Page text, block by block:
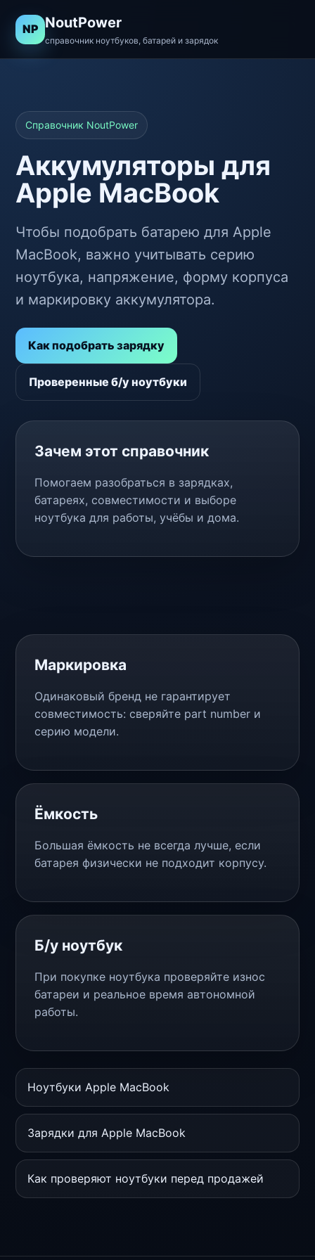
NP NoutPower
справочник ноутбуков, батарей и зарядок
Справочник NoutPower
Аккумуляторы для
Apple MacBook
Чтобы подобрать батарею для Apple
MacBook, важно учитывать серию
ноутбука, напряжение, форму корпуса
и маркировку аккумулятора.
Как подобрать зарядку
Проверенные б/у ноутбуки
Зачем этот справочник
Помогаем разобраться в зарядках,
батареях, совместимости и выборе
ноутбука для работы, учёбы и дома.
Маркировка
Одинаковый бренд не гарантирует
совместимость: сверяйте part number и
серию модели.
Ёмкость
Большая ёмкость не всегда лучше, если
батарея физически не подходит корпусу.
Б/у ноутбук
При покупке ноутбука проверяйте износ
батареи и реальное время автономной
работы.
Ноутбуки Apple MacBook
Зарядки для Apple MacBook
Как проверяют ноутбуки перед продажей